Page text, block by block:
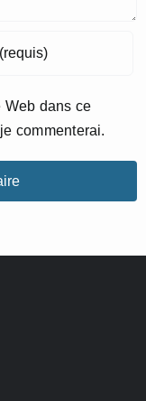
Web dans ce
commenterai.